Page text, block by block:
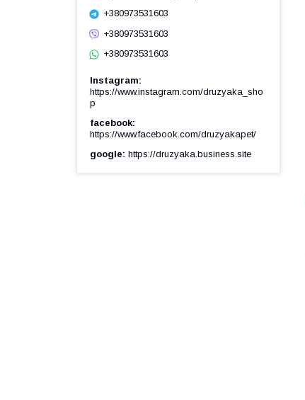
+380973531603
+380973531603
+380973531603
Instagram
https://www.instagram.com/druzyaka_sho
p
facebook
https://www.facebook.com/druzyakapet/
google https://druzyaka.business.site